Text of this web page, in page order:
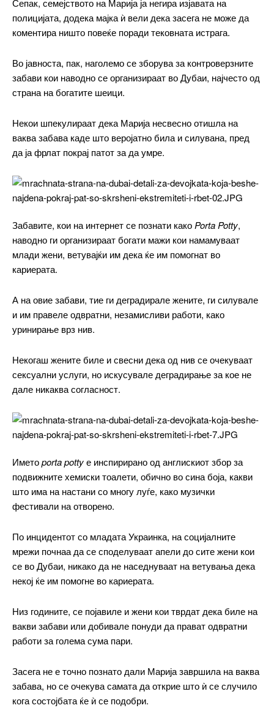
Nullam eu erat condimentum
Donec quis est ac felis
Orci varius natoque dolor
Pro
$100 / year placeholder text
Etiam est nibh, lobortis sit
Praesent euismod ac
Donec quis est ac felis
Orci varius natoque dolor
Yearly pricing
Сепак, семејството на Марија ја негира изјавата на
полицијата, додека мајка ѝ вели дека засега не може да
коментира ништо повеќе поради тековната истрага.
Во јавноста, пак, наголемо се зборува за контроверзните
забави кои наводно се организираат во Дубаи, најчесто од
страна на богатите шеици.
Некои шпекулираат дека Марија несвесно отишла на
ваква забава каде што веројатно била и силувана, пред
да ја фрлат покрај патот за да умре.
Забавите, кои на интернет се познати какоPorta Potty,
наводно ги организираат богати мажи кои намамуваат
млади жени, ветувајќи им дека ќе им помогнат во
кариерата.
А на овие забави, тие ги деградирале жените, ги силувале
и им правеле одвратни, незамисливи работи, како
уринирање врз нив.
Некогаш жените биле и свесни дека од нив се очекуваат
сексуални услуги, но искусувале деградирање за кое не
дале никаква согласност.
Иметоporta pottyе инспирирано од англискиот збор за
подвижните хемиски тоалети, обично во сина боја, какви
што има на настани со многу луѓе, како музички
фестивали на отворено.
По инцидентот со младата Украинка, на социјалните
мрежи почнаа да се споделуваат апели до сите жени кои
се во Дубаи, никако да не наседнуваат на ветувања дека
некој ќе им помогне во кариерата.
Низ годините, се појавиле и жени кои тврдат дека биле на
вакви забави или добивале понуди да прават одвратни
работи за голема сума пари.
Засега не е точно познато дали Марија завршила на ваква
забава, но се очекува самата да открие што ѝ се случило
кога состојбата ќе ѝ се подобри.